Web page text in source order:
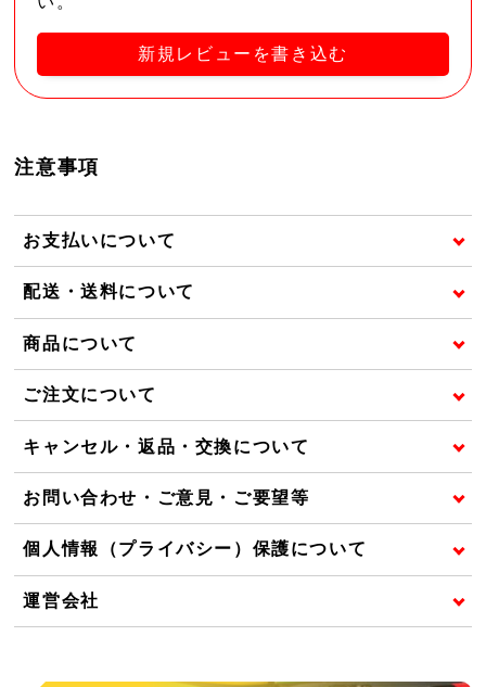
新規レビューを書き込む
注意事項
お支払いについて
配送・送料について
商品について
ご注文について
キャンセル・返品・交換について
お問い合わせ・ご意見・ご要望等
個人情報（プライバシー）保護について
運営会社